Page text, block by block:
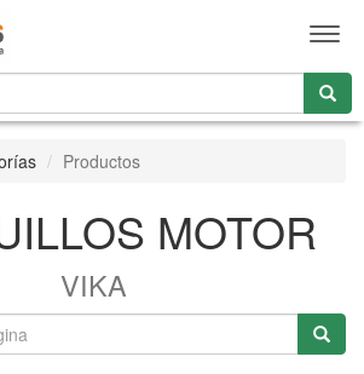
Productos
MOTOR
VIKA